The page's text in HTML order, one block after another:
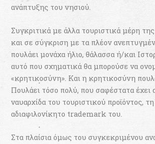
ανάπτυξης του νησιού.
Συγκριτικά με άλλα τουριστικά μέρη
και σε σύγκριση με τα πλέον
πουλάει μονάχα ήλιο, θάλασσα ή/και
αυτό που σχηματικά θα μπορούσε να
«κρητικοσύνη». Και η κρητικοσύνη
Πουλάει τόσο πολύ, που σαφέστατα έχει
ναυαρχίδα του τουριστικού προϊόντος,
αδιαφιλονίκητο trademark του.
Στα πλαίσια όμως του συγκεκριμένου